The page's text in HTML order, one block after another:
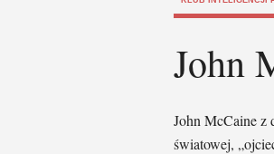
John
John McCaine z
światowej,